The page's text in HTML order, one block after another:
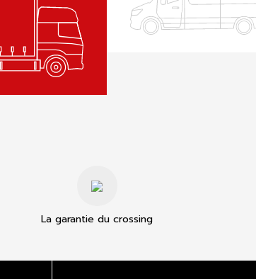
La garantie du crossing